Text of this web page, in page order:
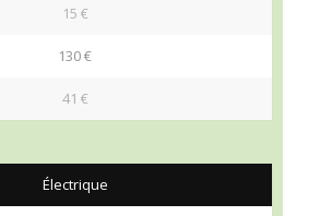
15 €
130 €
41 €
Électrique